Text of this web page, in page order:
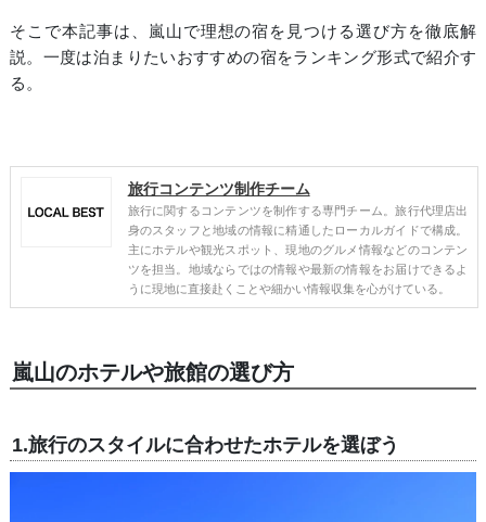
そこで本記事は、嵐山で理想の宿を見つける選び方を徹底解
説。一度は泊まりたいおすすめの宿をランキング形式で紹介す
る。
旅行コンテンツ制作チーム
旅行に関するコンテンツを制作する専門チーム。旅行代理店出
身のスタッフと地域の情報に精通したローカルガイドで構成。
主にホテルや観光スポット、現地のグルメ情報などのコンテン
ツを担当。地域ならではの情報や最新の情報をお届けできるよ
うに現地に直接赴くことや細かい情報収集を心がけている。
嵐山のホテルや旅館の選び方
1.旅行のスタイルに合わせたホテルを選ぼう